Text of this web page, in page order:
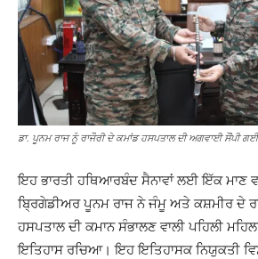
ਡਾ. ਪੂਨਮ ਰਾਜ ਨੂੰ ਰਾਜੌਰੀ ਦੇ ਕਮਾਂਡ ਹਸਪਤਾਲ ਦੀ ਅਗਵਾਈ ਸੌਂਪੀ
ਇਹ ਭਾਰਤੀ ਹਥਿਆਰਬੰਦ ਸੈਨਾਵਾਂ ਲਈ ਇੱਕ ਮਾਣ
ਬ੍ਰਿਗੇਡੀਅਰ ਪੂਨਮ ਰਾਜ ਨੇ ਜੰਮੂ ਅਤੇ ਕਸ਼ਮੀਰ ਦੇ
ਹਸਪਤਾਲ ਦੀ ਕਮਾਨ ਸੰਭਾਲਣ ਵਾਲੀ ਪਹਿਲੀ
ਇਤਿਹਾਸ ਰਚਿਆ। ਇਹ ਇਤਿਹਾਸਕ ਨਿਯੁਕਤੀ